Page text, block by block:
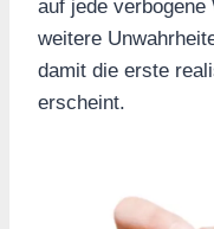
auf jede
weitere
damit die erste
erscheint.